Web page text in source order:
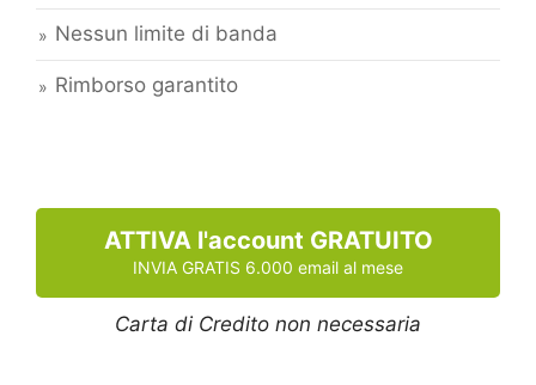
Nessun limite di banda
Rimborso garantito
ATTIVA l'account GRATUITO
INVIA GRATIS 6.000 email al mese
Carta di Credito non necessaria